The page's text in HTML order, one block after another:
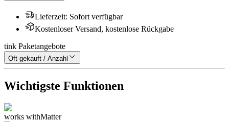
Lieferzeit: Sofort verfügbar
Kostenloser Versand, kostenlose Rückgabe
tink Paketangebote
Oft gekauft / Anzahl
Wichtigste Funktionen
works withMatter